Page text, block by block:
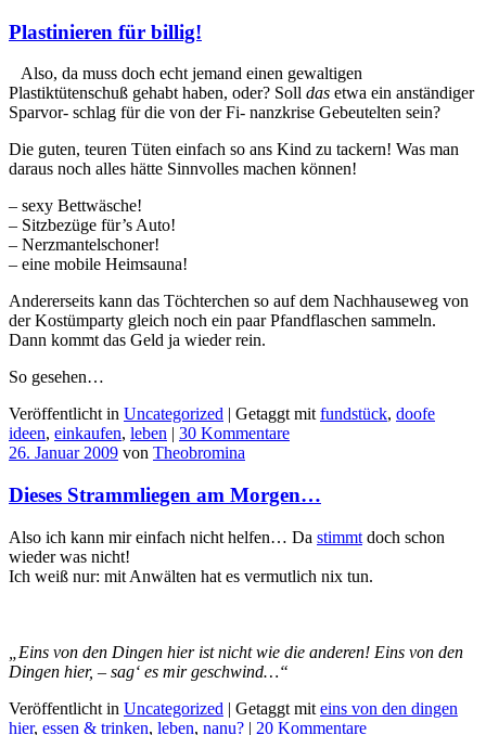
Plastinieren für billig!
Also, da muss doch echt jemand einen gewaltigen
Plastiktütenschuß gehabt haben, oder? Soll das etwa ein anständiger
Sparvor- schlag für die von der Fi- nanzkrise Gebeutelten sein?
Die guten, teuren Tüten einfach so ans Kind zu tackern! Was man
daraus noch alles hätte Sinnvolles machen können!
– sexy Bettwäsche!
– Sitzbezüge für’s Auto!
– Nerzmantelschoner!
– eine mobile Heimsauna!
Andererseits kann das Töchterchen so auf dem Nachhauseweg von
der Kostümparty gleich noch ein paar Pfandflaschen sammeln.
Dann kommt das Geld ja wieder rein.
So gesehen…
Veröffentlicht in Uncategorized | Getaggt mit fundstück, doofe
ideen, einkaufen, leben | 30 Kommentare
26. Januar 2009 von Theobromina
Dieses Strammliegen am Morgen…
Also ich kann mir einfach nicht helfen… Da stimmt doch schon
wieder was nicht!
Ich weiß nur: mit Anwälten hat es vermutlich nix tun.
„Eins von den Dingen hier ist nicht wie die anderen! Eins von den
Dingen hier, – sag‘ es mir geschwind…“
Veröffentlicht in Uncategorized | Getaggt mit eins von den dingen
hier, essen & trinken, leben, nanu? | 20 Kommentare